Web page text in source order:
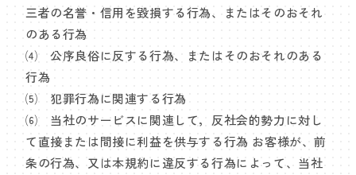
三者の名誉・信用を毀損する行為、またはそのおそれ
のある行為
⑷ 公序良俗に反する行為、またはそのおそれのある
行為
⑸ 犯罪行為に関連する行為
⑹ 当社のサービスに関連して，反社会的勢力に対し
て直接または間接に利益を供与する行為 お客様が、前
条の行為、又は本規約に違反する行為によって、当社